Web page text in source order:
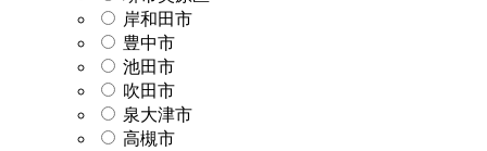
岸和田市
豊中市
池田市
吹田市
泉大津市
高槻市